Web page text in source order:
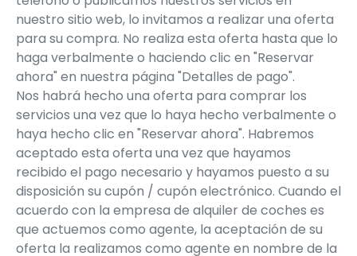
nuestro sitio web, lo invitamos a realizar una oferta
para su compra. No realiza esta oferta hasta que lo
haga verbalmente o haciendo clic en "Reservar
ahora" en nuestra página "Detalles de pago".
Nos habrá hecho una oferta para comprar los
servicios una vez que lo haya hecho verbalmente o
haya hecho clic en "Reservar ahora". Habremos
aceptado esta oferta una vez que hayamos
recibido el pago necesario y hayamos puesto a su
disposición su cupón / cupón electrónico. Cuando el
acuerdo con la empresa de alquiler de coches es
que actuemos como agente, la aceptación de su
oferta la realizamos como agente en nombre de la